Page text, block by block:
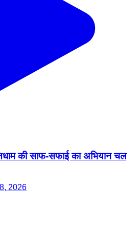
की साफ-सफाई का अभियान चल
2026